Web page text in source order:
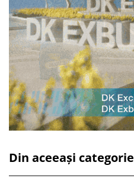
Din aceeași categorie